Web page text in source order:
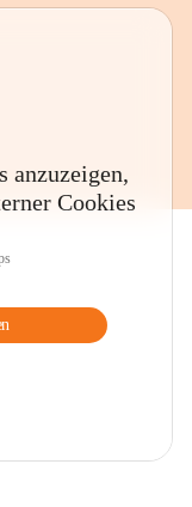
anzuzeigen,
Cookies